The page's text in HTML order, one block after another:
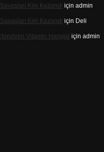
Kim Kazandı için admin
Kim Kazandı için Deli
Vitamin Hangisi için admin